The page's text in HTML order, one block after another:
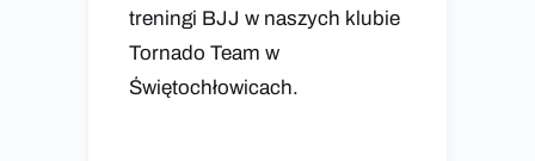
treningi BJJ w naszych klubie
Tornado Team w
Świętochłowicach.